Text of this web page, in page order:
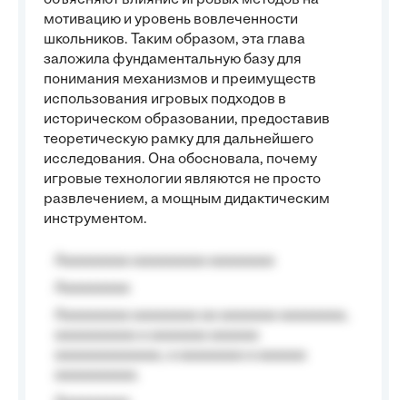
мотивацию и уровень вовлеченности
школьников. Таким образом, эта глава
заложила фундаментальную базу для
понимания механизмов и преимуществ
использования игровых подходов в
историческом образовании, предоставив
теоретическую рамку для дальнейшего
исследования. Она обосновала, почему
игровые технологии являются не просто
развлечением, а мощным дидактическим
инструментом.